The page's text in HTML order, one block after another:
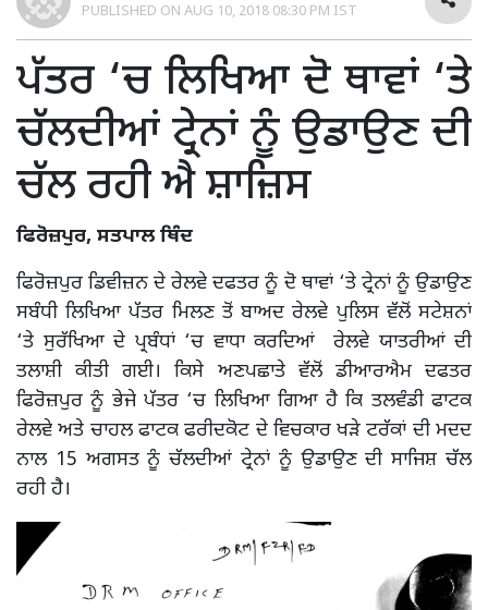
PUBLISHED ON AUG 10, 2018 08:30 PM IST
ਪੱਤਰ ‘ਚ ਲਿਖਿਆ ਦੋ ਥਾਵਾਂ ‘ਤੇ
ਚੱਲਦੀਆਂ ਟ੍ਰੇਨਾਂ ਨੂੰ ਉਡਾਉਣ ਦੀ
ਚੱਲ ਰਹੀ ਐ ਸ਼ਾਜ਼ਿਸ
ਫਿਰੋਜ਼ਪੁਰ, ਸਤਪਾਲ ਥਿੰਦ
ਫਿਰੋਜ਼ਪੁਰ ਡਿਵੀਜ਼ਨ ਦੇ ਰੇਲਵੇ ਦਫਤਰ ਨੂੰ ਦੋ ਥਾਵਾਂ ‘ਤੇ ਟ੍ਰੇਨਾਂ ਨੂੰ ਉਡਾਉਣ
ਸਬੰਧੀ ਲਿਖਿਆ ਪੱਤਰ ਮਿਲਣ ਤੋਂ ਬਾਅਦ ਰੇਲਵੇ ਪੁਲਿਸ ਵੱਲੋਂ ਸਟੇਸ਼ਨਾਂ
‘ਤੇ ਸੁਰੱਖਿਆ ਦੇ ਪ੍ਰਬੰਧਾਂ ‘ਚ ਵਾਧਾ ਕਰਦਿਆਂ ਰੇਲਵੇ ਯਾਤਰੀਆਂ ਦੀ
ਤਲਾਸ਼ੀ ਕੀਤੀ ਗਈ। ਕਿਸੇ ਅਣਪਛਾਤੇ ਵੱਲੋਂ ਡੀਆਰਐਮ ਦਫਤਰ
ਫਿਰੋਜ਼ਪੁਰ ਨੂੰ ਭੇਜੇ ਪੱਤਰ ‘ਚ ਲਿਖਿਆ ਗਿਆ ਹੈ ਕਿ ਤਲਵੰਡੀ ਫਾਟਕ
ਰੇਲਵੇ ਅਤੇ ਚਾਹਲ ਫਾਟਕ ਫਰੀਦਕੋਟ ਦੇ ਵਿਚਕਾਰ ਖੜੇ ਟਰੱਕਾਂ ਦੀ ਮਦਦ
ਨਾਲ 15 ਅਗਸਤ ਨੂੰ ਚੱਲਦੀਆਂ ਟ੍ਰੇਨਾਂ ਨੂੰ ਉਡਾਉਣ ਦੀ ਸਾਜਿਸ਼ ਚੱਲ
ਰਹੀ ਹੈ।